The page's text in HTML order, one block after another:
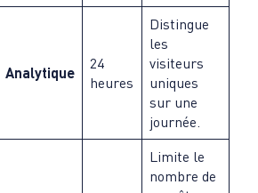
Analytique
24
heures
Distingue
les
visiteurs
uniques
sur une
journée.
Limite le
nombre de